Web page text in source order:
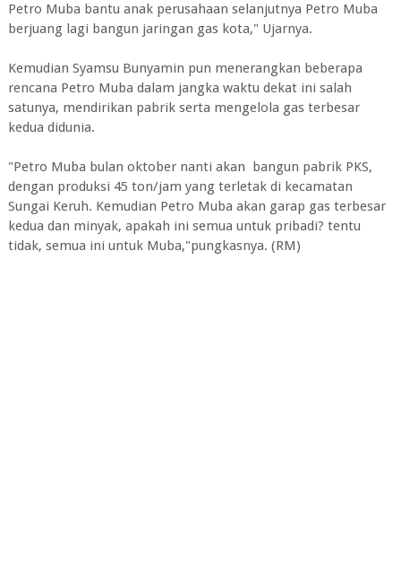
Petro Muba bantu anak perusahaan selanjutnya Petro Muba
berjuang lagi bangun jaringan gas kota," Ujarnya.
Kemudian Syamsu Bunyamin pun menerangkan beberapa
rencana Petro Muba dalam jangka waktu dekat ini salah
satunya, mendirikan pabrik serta mengelola gas terbesar
kedua didunia.
"Petro Muba bulan oktober nanti akan bangun pabrik PKS,
dengan produksi 45 ton/jam yang terletak di kecamatan
Sungai Keruh. Kemudian Petro Muba akan garap gas terbesar
kedua dan minyak, apakah ini semua untuk pribadi? tentu
tidak, semua ini untuk Muba,"pungkasnya. (RM)